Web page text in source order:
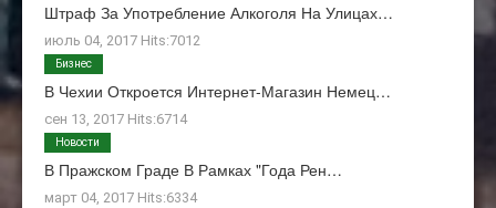
Штраф За Употребление Алкоголя На Улицах…
июль 04, 2017 Hits:7012
В Чехии Откроется Интернет-Магазин Немец…
сен 13, 2017 Hits:6714
Бизнес
В Пражском Граде В Рамках "Года Рен…
март 04, 2017 Hits:6334
Новости